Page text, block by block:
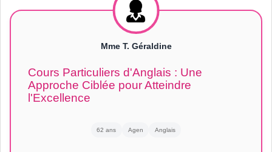
Mme T. Géraldine
Cours Particuliers d'Anglais : Une
Approche Ciblée pour Atteindre
l'Excellence
62 ans Agen Anglais